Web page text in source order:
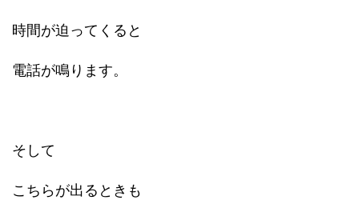
時間が迫ってくると
電話が鳴ります。
そして
こちらが出るときも